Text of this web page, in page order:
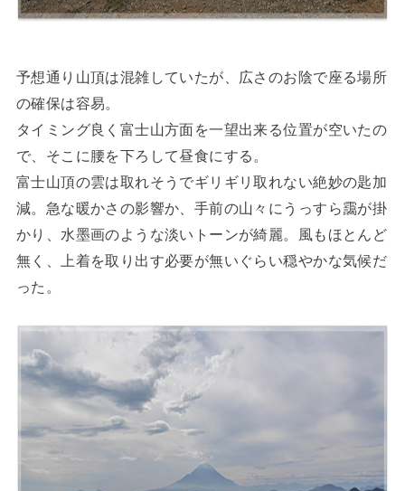
予想通り山頂は混雑していたが、広さのお陰で座る場所
の確保は容易。
タイミング良く富士山方面を一望出来る位置が空いたの
で、そこに腰を下ろして昼食にする。
富士山頂の雲は取れそうでギリギリ取れない絶妙の匙加
減。急な暖かさの影響か、手前の山々にうっすら靄が掛
かり、水墨画のような淡いトーンが綺麗。風もほとんど
無く、上着を取り出す必要が無いぐらい穏やかな気候だ
った。